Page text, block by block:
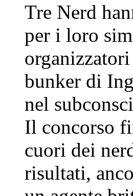
Tre Nerd
per i loro
bunker di
nel
Il concorso
cuori dei
risultati,